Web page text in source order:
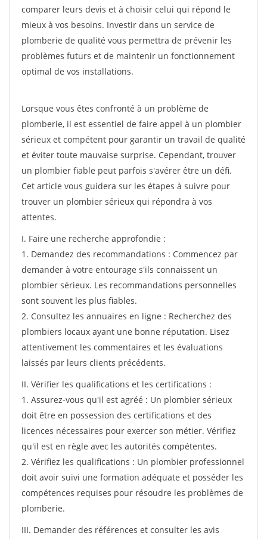
comparer leurs devis et à choisir celui qui répond le
mieux à vos besoins. Investir dans un service de
plomberie de qualité vous permettra de prévenir les
problèmes futurs et de maintenir un fonctionnement
optimal de vos installations.
Lorsque vous êtes confronté à un problème de
plomberie, il est essentiel de faire appel à un plombier
sérieux et compétent pour garantir un travail de qualité
et éviter toute mauvaise surprise. Cependant, trouver
un plombier fiable peut parfois s'avérer être un défi.
Cet article vous guidera sur les étapes à suivre pour
trouver un plombier sérieux qui répondra à vos
attentes.
I. Faire une recherche approfondie :
1. Demandez des recommandations : Commencez par
demander à votre entourage s'ils connaissent un
plombier sérieux. Les recommandations personnelles
sont souvent les plus fiables.
2. Consultez les annuaires en ligne : Recherchez des
plombiers locaux ayant une bonne réputation. Lisez
attentivement les commentaires et les évaluations
laissés par leurs clients précédents.
II. Vérifier les qualifications et les certifications :
1. Assurez-vous qu'il est agréé : Un plombier sérieux
doit être en possession des certifications et des
licences nécessaires pour exercer son métier. Vérifiez
qu'il est en règle avec les autorités compétentes.
2. Vérifiez les qualifications : Un plombier professionnel
doit avoir suivi une formation adéquate et posséder les
compétences requises pour résoudre les problèmes de
plomberie.
III. Demander des références et consulter les avis